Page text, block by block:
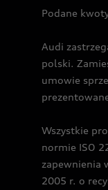
Podane
Audi
polski.
umowie
Wszystkie
normie ISO
zapewnienia
2005 r. o